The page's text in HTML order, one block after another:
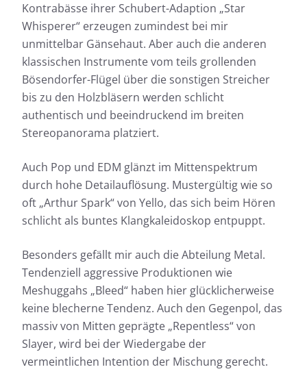
Kontrabässe ihrer Schubert-Adaption „Star
Whisperer“ erzeugen zumindest bei mir
unmittelbar Gänsehaut. Aber auch die anderen
klassischen Instrumente vom teils grollenden
Bösendorfer-Flügel über die sonstigen Streicher
bis zu den Holzbläsern werden schlicht
authentisch und beeindruckend im breiten
Stereopanorama platziert.
Auch Pop und EDM glänzt im Mittenspektrum
durch hohe Detailauflösung. Mustergültig wie so
oft „Arthur Spark“ von Yello, das sich beim Hören
schlicht als buntes Klangkaleidoskop entpuppt.
Besonders gefällt mir auch die Abteilung Metal.
Tendenziell aggressive Produktionen wie
Meshuggahs „Bleed“ haben hier glücklicherweise
keine blecherne Tendenz. Auch den Gegenpol, das
massiv von Mitten geprägte „Repentless“ von
Slayer, wird bei der Wiedergabe der
vermeintlichen Intention der Mischung gerecht.